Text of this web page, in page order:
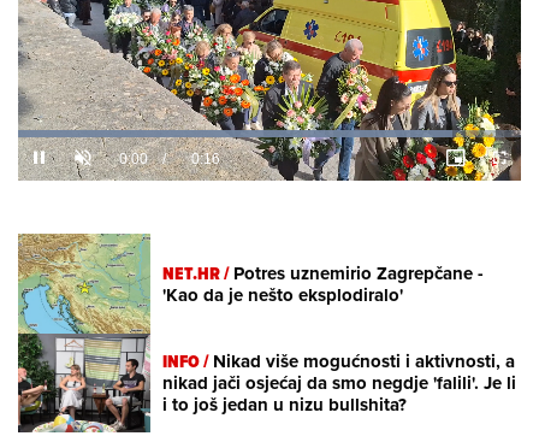
Unmute /
Loaded:
100.00%
NET.HR /Potres uznemirio Zagrepčane -
'Kao da je nešto eksplodiralo'
INFO /Nikad više mogućnosti i aktivnosti, a
nikad jači osjećaj da smo negdje 'falili'. Je li
i to još jedan u nizu bullshita?